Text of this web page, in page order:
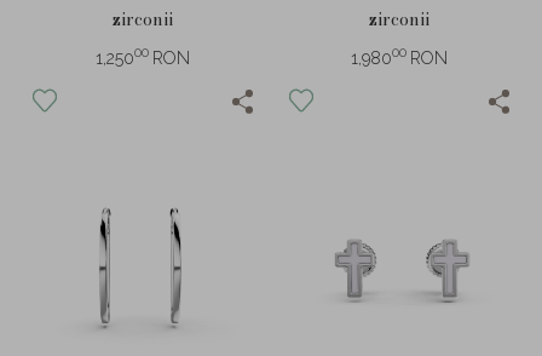
zirconii
1,25000 RON
zirconii
1,98000 RON